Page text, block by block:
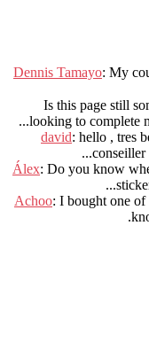
Dennis Tamayo: My
Is this page still
looking to complete
.
david: hello , tres
conseiller
.
Álex: Do you know
Achoo: I bought one of